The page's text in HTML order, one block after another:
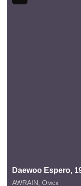
Daewoo Espero,
AWRAIN Омск